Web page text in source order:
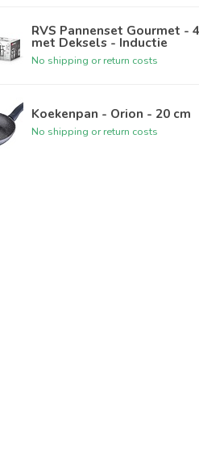
RVS Pannenset Gourmet -
met Deksels - Inductie
No shipping or return costs
Koekenpan - Orion - 20 cm
No shipping or return costs